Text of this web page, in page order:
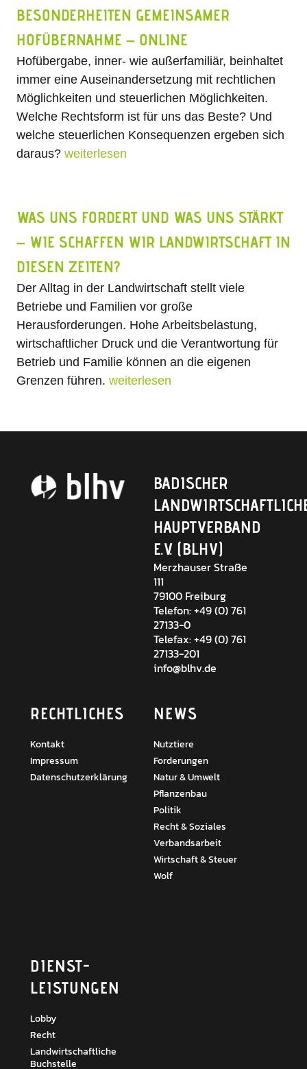
BESONDERHEITEN GEMEINSAMER
HOFÜBERNAHME – ONLINE
Hofübergabe, inner- wie außerfamiliär, beinhaltet
immer eine Auseinandersetzung mit rechtlichen
Möglichkeiten und steuerlichen Möglichkeiten.
Welche Rechtsform ist für uns das Beste? Und
welche steuerlichen Konsequenzen ergeben sich
daraus?weiterlesen
WAS UNS FORDERT UND WAS UNS STÄRKT
– WIE SCHAFFEN WIR LANDWIRTSCHAFT IN
DIESEN ZEITEN?
Der Alltag in der Landwirtschaft stellt viele
Betriebe und Familien vor große
Herausforderungen. Hohe Arbeitsbelastung,
wirtschaftlicher Druck und die Verantwortung für
Betrieb und Familie können an die eigenen
Grenzen führen. weiterlesen
BADISCHER
HAUPTVERBAND
E.V. (BLHV)
Merzhauser Straße
111
79100 Freiburg
Telefon: +49 (0) 761
27133-0
Telefax: +49 (0) 761
27133-201
info@blhv.de
RECHTLICHES
Kontakt
Impressum
Datenschutzerklärung
NEWS
Nutztiere
Forderungen
Natur & Umwelt
Pflanzenbau
Politik
Recht & Soziales
Verbandsarbeit
Wirtschaft & Steuer
Wolf
DIENST­
LEISTUNGEN
Lobby
Recht
Landwirtschaftliche
Buchstelle